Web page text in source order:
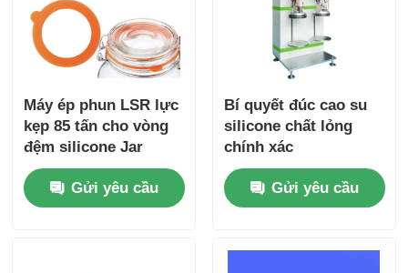
Máy ép phun LSR lực
kẹp 85 tấn cho vòng
đệm silicone Jar
Gửi yêu cầu
Bí quyết đúc cao su
silicone chất lỏng
chính xác
Gửi yêu cầu